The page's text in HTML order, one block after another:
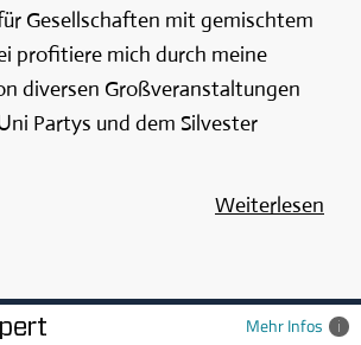
Gesellschaften mit gemischtem
profitiere mich durch meine
diversen Großveranstaltungen
Partys und dem Silvester
Weiterlesen
Mehr Infos